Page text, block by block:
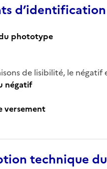
d’identification
phototype
de lisibilité, le
négatif
versement
technique